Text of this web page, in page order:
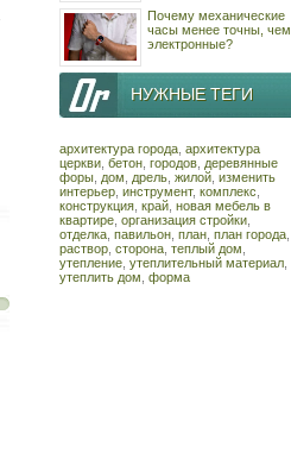
Почему механические
часы менее точны, чем
электронные?
НУЖНЫЕ ТЕГИ
архитектура города архитектура
церкви бетон городов деревянные
форы дом дрель жилой изменить
интерьер инструмент, комплекс
конструкция край новая мебель в
квартире организация стройки
отделка павильон план план города
раствор сторона теплый дом
утепление утеплительный материал
утеплить дом форма